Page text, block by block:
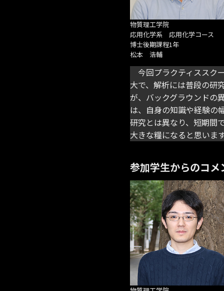
物質理工学院
応用化学系 応用化学コース
博士後期課程1年
松本 浩輔
今回プラクティススク
大で、解析には普段の研
が、バックグラウンドの
は、自身の知識や経験の
研究とは異なり、短期間
大きな糧になると思いま
参加学生からのコメ